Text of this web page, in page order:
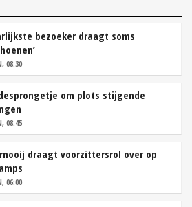
bezoeker draagt soms
08:30
om plots stijgende
08:45
draagt voorzittersrol over op
06:00